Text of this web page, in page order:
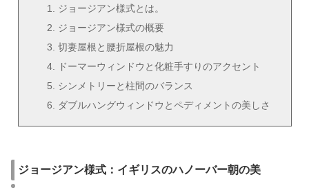
ジョージアン様式とは。
ジョージアン様式の概要
切妻屋根と腰折屋根の魅力
ドーマーウィンドウと化粧手すりのアクセント
シンメトリーと柱間のバランス
ダブルハングウィンドウとペディメントの美しさ
ジョージアン様式：イギリスのハノーバー朝の美